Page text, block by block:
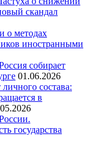
скандал
о методах
иностранными
собирает
01.06.2026
состава:
в
государства